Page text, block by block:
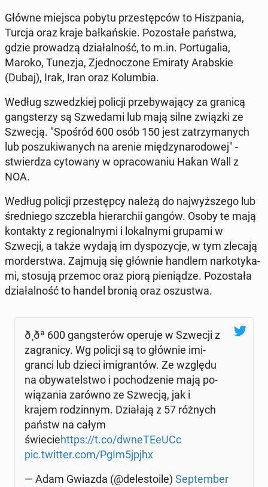
Główne miejsca pobytu prze­stęp­ców to Hisz­pa­nia,
Turcja oraz kraje bał­kań­skie. Po­zo­sta­łe państwa,
gdzie pro­wa­dzą dzia­łal­ność, to m.in. Por­tu­ga­lia,
Maroko, Tunezja, Zjed­no­czo­ne Emiraty Arab­skie
(Dubaj), Irak, Iran oraz Ko­lum­bia.
Według szwedz­kiej policji prze­by­wa­ją­cy za granicą
gang­ste­rzy są Szwe­da­mi lub mają silne związki ze
Szwecją. "Spośród 600 osób 150 jest za­trzy­ma­nych
lub po­szu­ki­wa­nych na arenie mię­dzy­na­ro­do­wej" -
stwier­dza cy­to­wa­ny w opra­co­wa­niu Hakan Wall z
NOA.
Według policji prze­stęp­cy należą do naj­wyż­sze­go lub
śred­nie­go szcze­bla hie­rar­chii gangów. Osoby te mają
kon­tak­ty z re­gio­nal­ny­mi i lo­kal­ny­mi grupami w
Szwecji, a także wydają im dys­po­zy­cje, w tym zlecają
mor­der­stwa. Zajmują się głównie handlem nar­ko­ty­ka­
mi, stosują przemoc oraz piorą pie­nią­dze. Po­zo­sta­ła
dzia­łal­ność to handel bronią oraz oszu­stwa.
ð¸ðª 600 gang­ste­rów operuje w Szwecji z
za­gra­ni­cy. Wg policji są to głównie imi­
gran­ci lub dzieci imi­gran­tów. Ze względu
na oby­wa­tel­stwo i po­cho­dze­nie mają po­
wią­za­nia zarówno ze Szwecją, jak i
krajem ro­dzin­nym. Dzia­ła­ją z 57 różnych
państw na całym
świeciehttps://t.co/dwne­TE­eUCc
pic.twitter.com/PgIm5jpjhx
— Adam Gwiazda (@de­le­sto­ile) Sep­tem­ber